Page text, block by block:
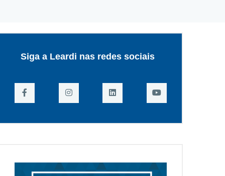
Siga a Leardi nas redes sociais